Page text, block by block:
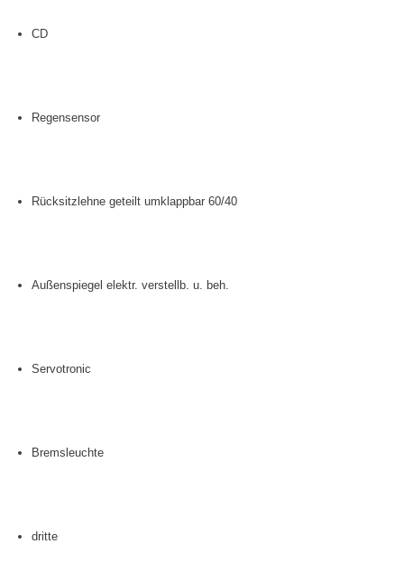
CD
Regensensor
Rücksitzlehne geteilt umklappbar 60/40
Außenspiegel elektr. verstellb. u. beh.
Servotronic
Bremsleuchte
dritte